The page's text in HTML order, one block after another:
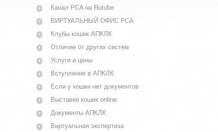
Канал PCA на Rutube
ВИРТУАЛЬНЫЙ ОФИС PCA
Клубы кошек АПКЛК
Отличие от других систем
Услуги и цены
Вступление в АПКЛК
Если у кошки нет документов
Выставки кошек online
Документы АПКЛК
Виртуальная экспертиза